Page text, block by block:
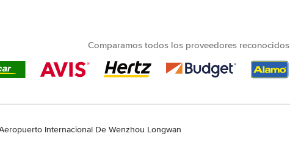
Comparamos todos los proveedores reconocidos
Internacional De Wenzhou Longwan